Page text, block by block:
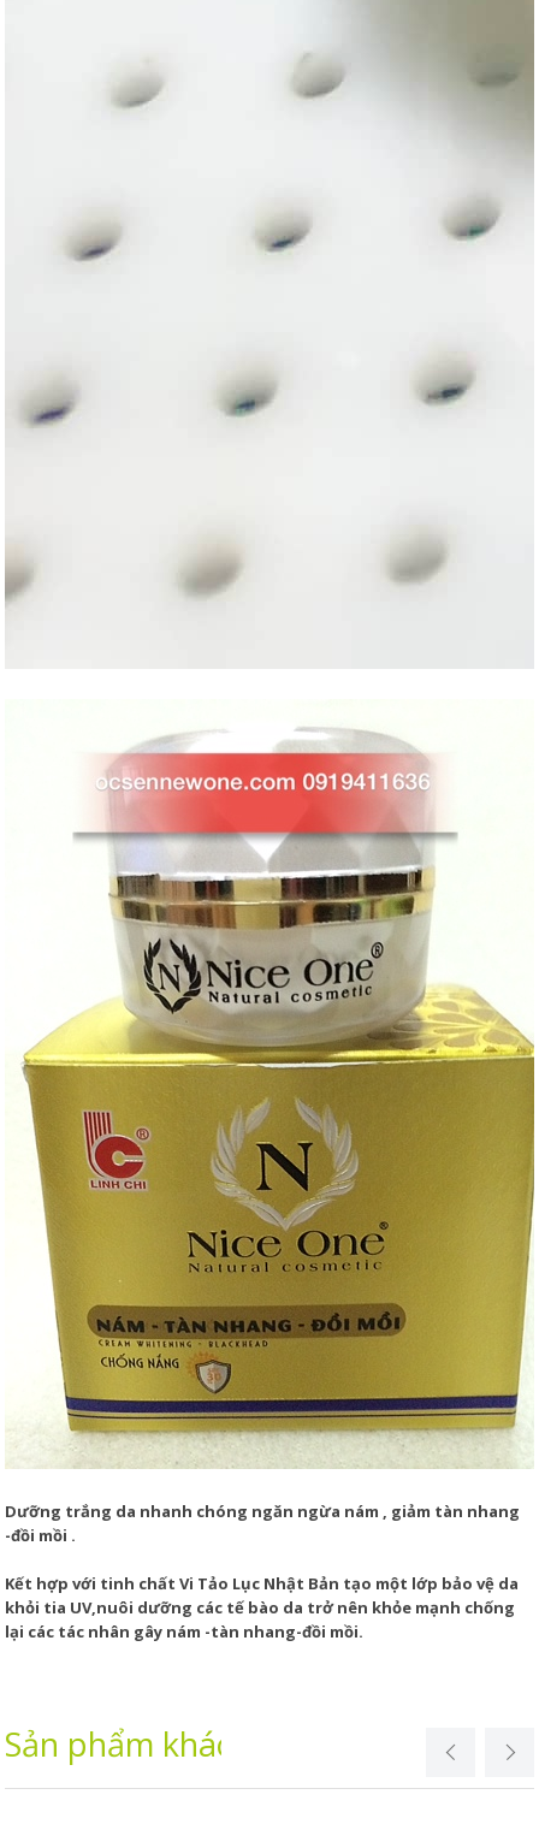
Dưỡng trắng da nhanh chóng ngăn ngừa nám , giảm tàn nhang
-đồi mồi .
Kết hợp với tinh chất Vi Tảo Lục Nhật Bản tạo một lớp bảo vệ da
khỏi tia UV,nuôi dưỡng các tế bào da trở nên khỏe mạnh chống
lại các tác nhân gây nám -tàn nhang-đồi mồi.
Sản phẩm khác